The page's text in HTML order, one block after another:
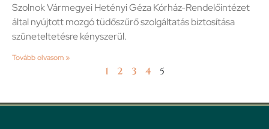
Szolnok Vármegyei Hetényi Géza Kórház-Rendelőintézet
által nyújtott mozgó tüdőszűrő szolgáltatás biztosítása
szüneteltetésre kényszerül.
Tovább olvasom »
1 2 3 4 5